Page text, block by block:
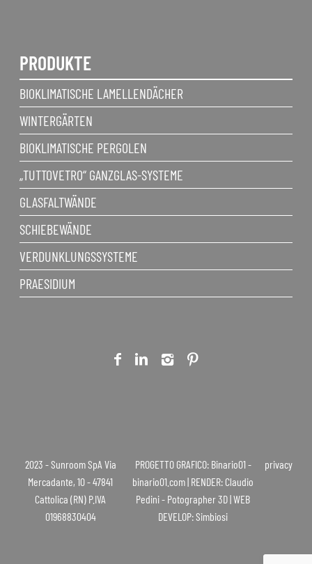
PRODUKTE
BIOKLIMATISCHE LAMELLENDÄCHER
WINTERGÄRTEN
BIOKLIMATISCHE PERGOLEN
„TUTTOVETRO“ GANZGLAS-SYSTEME
GLASFALTWÄNDE
SCHIEBEWÄNDE
VERDUNKLUNGSSYSTEME
PRAESIDIUM
2023 - Sunroom SpA Via
Mercadante, 10 - 47841
Cattolica (RN) P.IVA
01968830404
PROGETTO GRAFICO: Binario01 -
binario01.com | RENDER: Claudio
Pedini - Potographer 3D | WEB
DEVELOP: Simbiosi
privacy